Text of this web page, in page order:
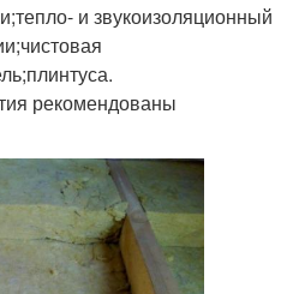
и звукоизоляционный
рекомендованы